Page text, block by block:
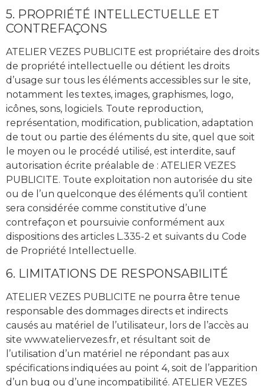
5. PROPRIÉTÉ INTELLECTUELLE ET
CONTREFAÇONS
ATELIER VEZES PUBLICITE est propriétaire des droits
de propriété intellectuelle ou détient les droits
d’usage sur tous les éléments accessibles sur le site,
notamment les textes, images, graphismes, logo,
icônes, sons, logiciels. Toute reproduction,
représentation, modification, publication, adaptation
de tout ou partie des éléments du site, quel que soit
le moyen ou le procédé utilisé, est interdite, sauf
autorisation écrite préalable de : ATELIER VEZES
PUBLICITE. Toute exploitation non autorisée du site
ou de l’un quelconque des éléments qu’il contient
sera considérée comme constitutive d’une
contrefaçon et poursuivie conformément aux
dispositions des articles L.335-2 et suivants du Code
de Propriété Intellectuelle.
6. LIMITATIONS DE RESPONSABILITÉ
ATELIER VEZES PUBLICITE ne pourra être tenue
responsable des dommages directs et indirects
causés au matériel de l’utilisateur, lors de l’accès au
site www.ateliervezes.fr, et résultant soit de
l’utilisation d’un matériel ne répondant pas aux
spécifications indiquées au point 4, soit de l’apparition
d’un bug ou d’une incompatibilité. ATELIER VEZES